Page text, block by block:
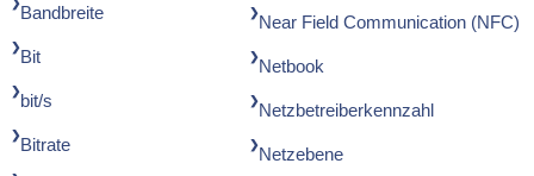
Bandbreite
Bit
bit/s
Bitrate
Near Field Communication (NFC)
Netbook
Netzbetreiberkennzahl
Netzebene